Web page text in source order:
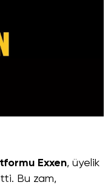
Exxen, üyelik
Bu zam,